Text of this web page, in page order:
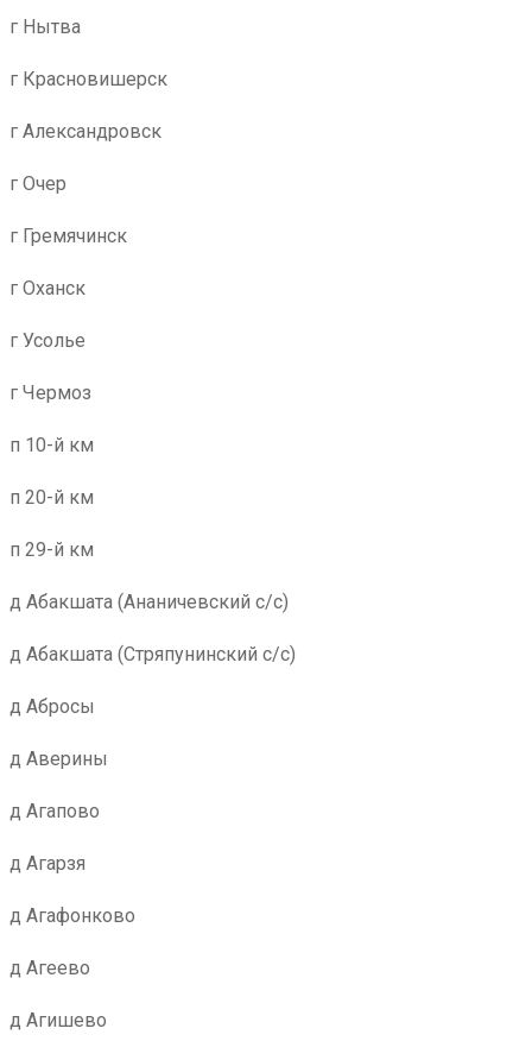
г Нытва
г Красновишерск
г Александровск
г Очер
г Гремячинск
г Оханск
г Усолье
г Чермоз
п 10-й км
п 20-й км
п 29-й км
д Абакшата (Ананичевский с/с)
д Абакшата (Стряпунинский с/с)
д Абросы
д Аверины
д Агапово
д Агарзя
д Агафонково
д Агеево
д Агишево